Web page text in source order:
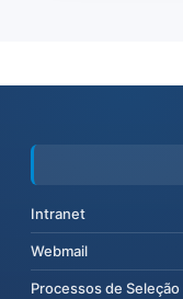
Intranet
Webmail
Processos de Seleção